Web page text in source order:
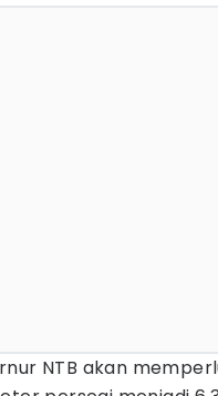
NTB akan